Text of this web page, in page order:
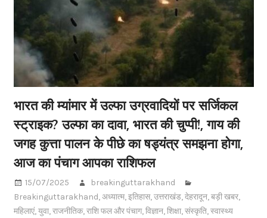
भारत की म्यांमार में उल्फा उग्रवादियों पर सर्जिकल
स्ट्राइक? उल्फा का दावा, भारत की चुप्पी!, गाय की
जगह कुत्ता पालन के पीछे का षड्यंत्र समझना होगा,
आज का पंचाग आपका राशिफल
15/07/2025
breakinguttarakhand
Breakinguttarakhand,अध्यात्म,इतिहास,उत्तराखंड,देहरादून,बड़ी खबर,
महिलाएं,युवा,राजनीतिक,राशि फल और पंचाग,विज्ञान,शिक्षा,संस्कृति,स्वास्थ्य